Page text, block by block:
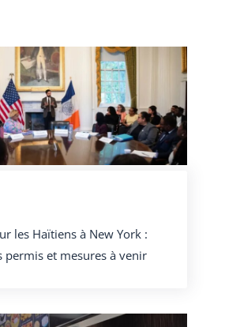
les Haïtiens à New York :
permis et mesures à venir